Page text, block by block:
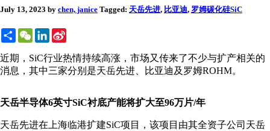
July 13, 2023 by chen, janice Tagged: 天岳先进, 比亚迪, 罗姆碳化硅SiC
ShareWeChatLinkedIn
近期，SiC行业热情持续高涨，市场又传来了不少与扩产相关的
消息，其中三家分别是天岳先进、比亚迪及罗姆ROHM。
天岳半导体6英寸SiC衬底产能将扩大至96万片/年
天岳先进在上海临港扩建SiC项目，该项目由其全资子公司天岳